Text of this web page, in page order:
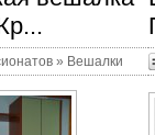
» Вешалки